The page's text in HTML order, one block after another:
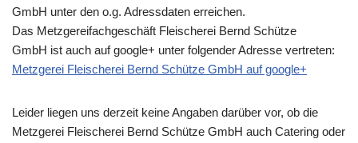
GmbH unter den o.g. Adressdaten erreichen.
Das Metzgereifachgeschäft Fleischerei Bernd Schütze
GmbH ist auch auf google+ unter folgender Adresse vertreten:
Metzgerei Fleischerei Bernd Schütze GmbH auf google+
Leider liegen uns derzeit keine Angaben darüber vor, ob die
Metzgerei Fleischerei Bernd Schütze GmbH auch Catering oder